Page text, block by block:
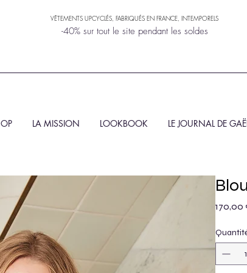
VÊTEMENTS UPCYCLÉS, FABRIQUÉS EN FRANCE, INTEMPORELS
-40% sur tout le site pendant les soldes
LA MISSION LOOKBOOK LE JOURNAL DE
170,00